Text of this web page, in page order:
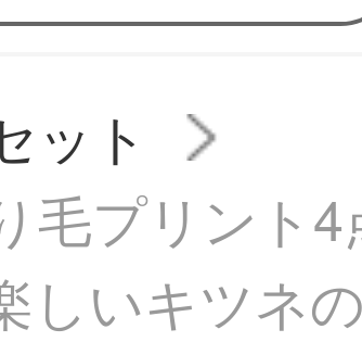
ット
毛プリント
しいキツネ